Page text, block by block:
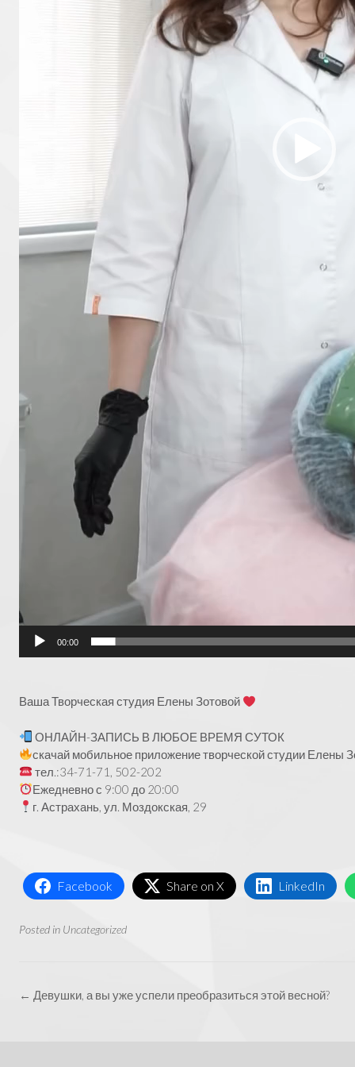
00:00
Ваша Творческая студия Елены Зотовой
ОНЛАЙН-ЗАПИСЬ В ЛЮБОЕ ВРЕМЯ СУТОК
скачай мобильное приложение творческой студии Елены
тел.:34-71-71, 502-202
Ежедневно с 9:00 до 20:00
г. Астрахань, ул. Моздокская, 29
Facebook Share on X LinkedIn
Posted in Uncategorized
Post
← Девушки, а вы уже успели преобразиться этой весной?